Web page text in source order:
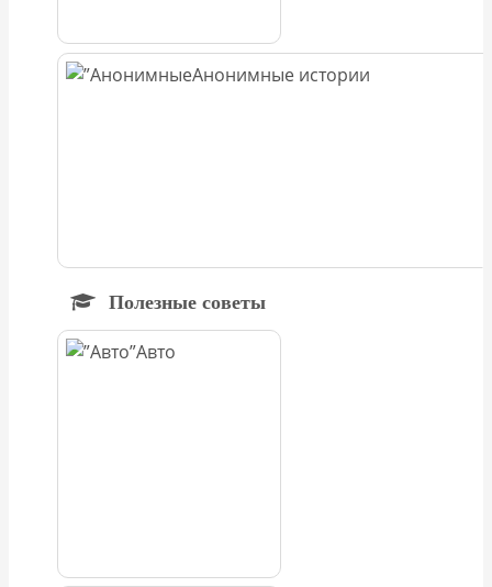
Анонимные истории
Полезные советы
Авто